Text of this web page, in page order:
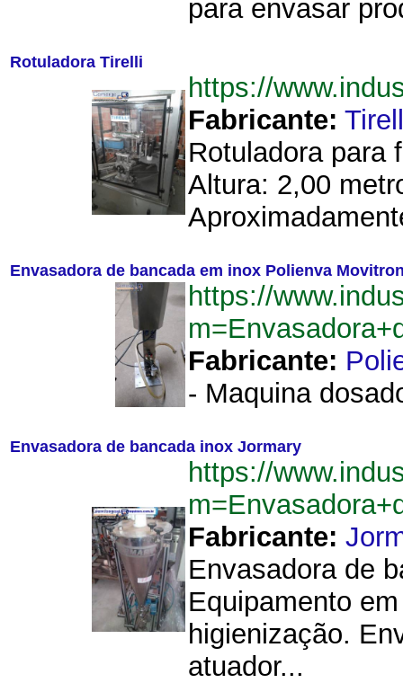
para envasar
Rotuladora Tirelli
https://
Fabricante:
Rotuladora para
Altura: 2,00
Envasadora de bancada em inox Polienva
https://
Fabricante:
- Maquina
Envasadora de bancada inox Jormary
https://
Fabricante:
Envasadora de
Equipamento
higienização.
atuador...